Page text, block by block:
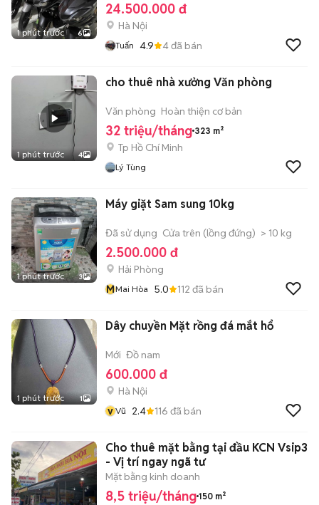
1 phút trước 6
24.500.000 đ
Hà Nội
Tuấn 4.9 4đã bán
1 phút trước 4
cho thuê nhà xưởng Văn phòng
Văn phòng Hoàn thiện cơ bản
32 triệu/tháng 323 m²
Tp Hồ Chí Minh
Lý Tùng
1 phút trước 3
Máy giặt Sam sung 10kg
Đã sử dụng Cửa trên (lồng đứng) > 10 kg
2.500.000 đ
Hải Phòng
MMai Hòa 5.0 112 đã bán
1 phút trước 1
Dây chuyền Mặt rồng đá mắt hổ
Mới Đồ nam
600.000 đ
Hà Nội
v Vũ 2.4 116 đã bán
Cho thuê mặt bằng tại đầu KCN Vsip3
- Vị trí ngay ngã tư
Mặt bằng kinh doanh
8,5 triệu/tháng 150 m²